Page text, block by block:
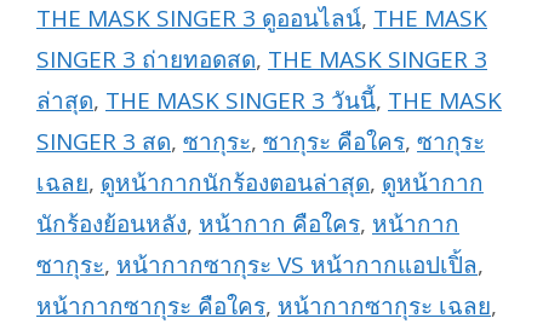
THE MASK SINGER 3 ดูออนไลน์, THE MASK
SINGER 3 ถ่ายทอดสด, THE MASK SINGER 3
ล่าสุด, THE MASK SINGER 3 วันนี้, THE MASK
SINGER 3 สด, ซากุระ, ซากุระ คือใคร, ซากุระ
เฉลย, ดูหน้ากากนักร้องตอนล่าสุด, ดูหน้ากาก
นักร้องย้อนหลัง, หน้ากาก คือใคร, หน้ากาก
ซากุระ, หน้ากากซากุระ VS หน้ากากแอปเปิ้ล,
หน้ากากซากุระ คือใคร, หน้ากากซากุระ เฉลย,